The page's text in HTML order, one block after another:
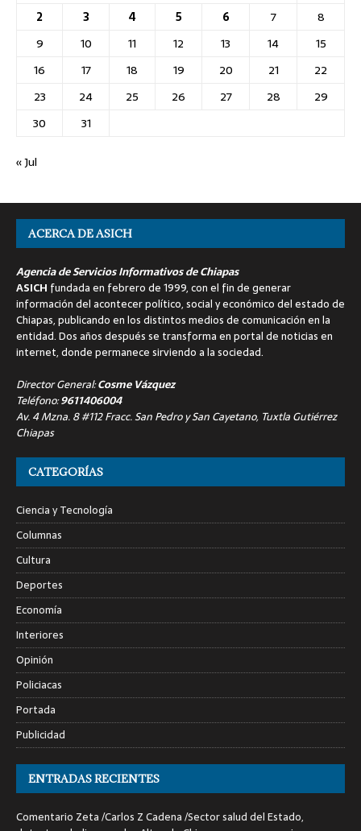
2
3 4 5 6 7
8
9
10 11 12 13 14
15
16
17 18 19 20 21
22
23
24 25 26 27 28
29
30
31
« Jul
ACERCA DE ASICH
Agencia de Servicios Informativos de Chiapas
ASICH fundada en febrero de 1999, con el fin de generar
información del acontecer político, social y económico del estado de
Chiapas, publicando en los distintos medios de comunicación en la
entidad. Dos años después se transforma en portal de noticias en
internet, donde permanece sirviendo a la sociedad.
Director General:Cosme Vázquez
Teléfono:9611406004
Av. 4 Mzna. 8 #112 Fracc. San Pedro y San Cayetano, Tuxtla Gutiérrez
Chiapas
CATEGORÍAS
Ciencia y Tecnología
Columnas
Cultura
Deportes
Economía
Interiores
Opinión
Policiacas
Portada
Publicidad
ENTRADAS RECIENTES
Comentario Zeta /Carlos Z Cadena /Sector salud del Estado,